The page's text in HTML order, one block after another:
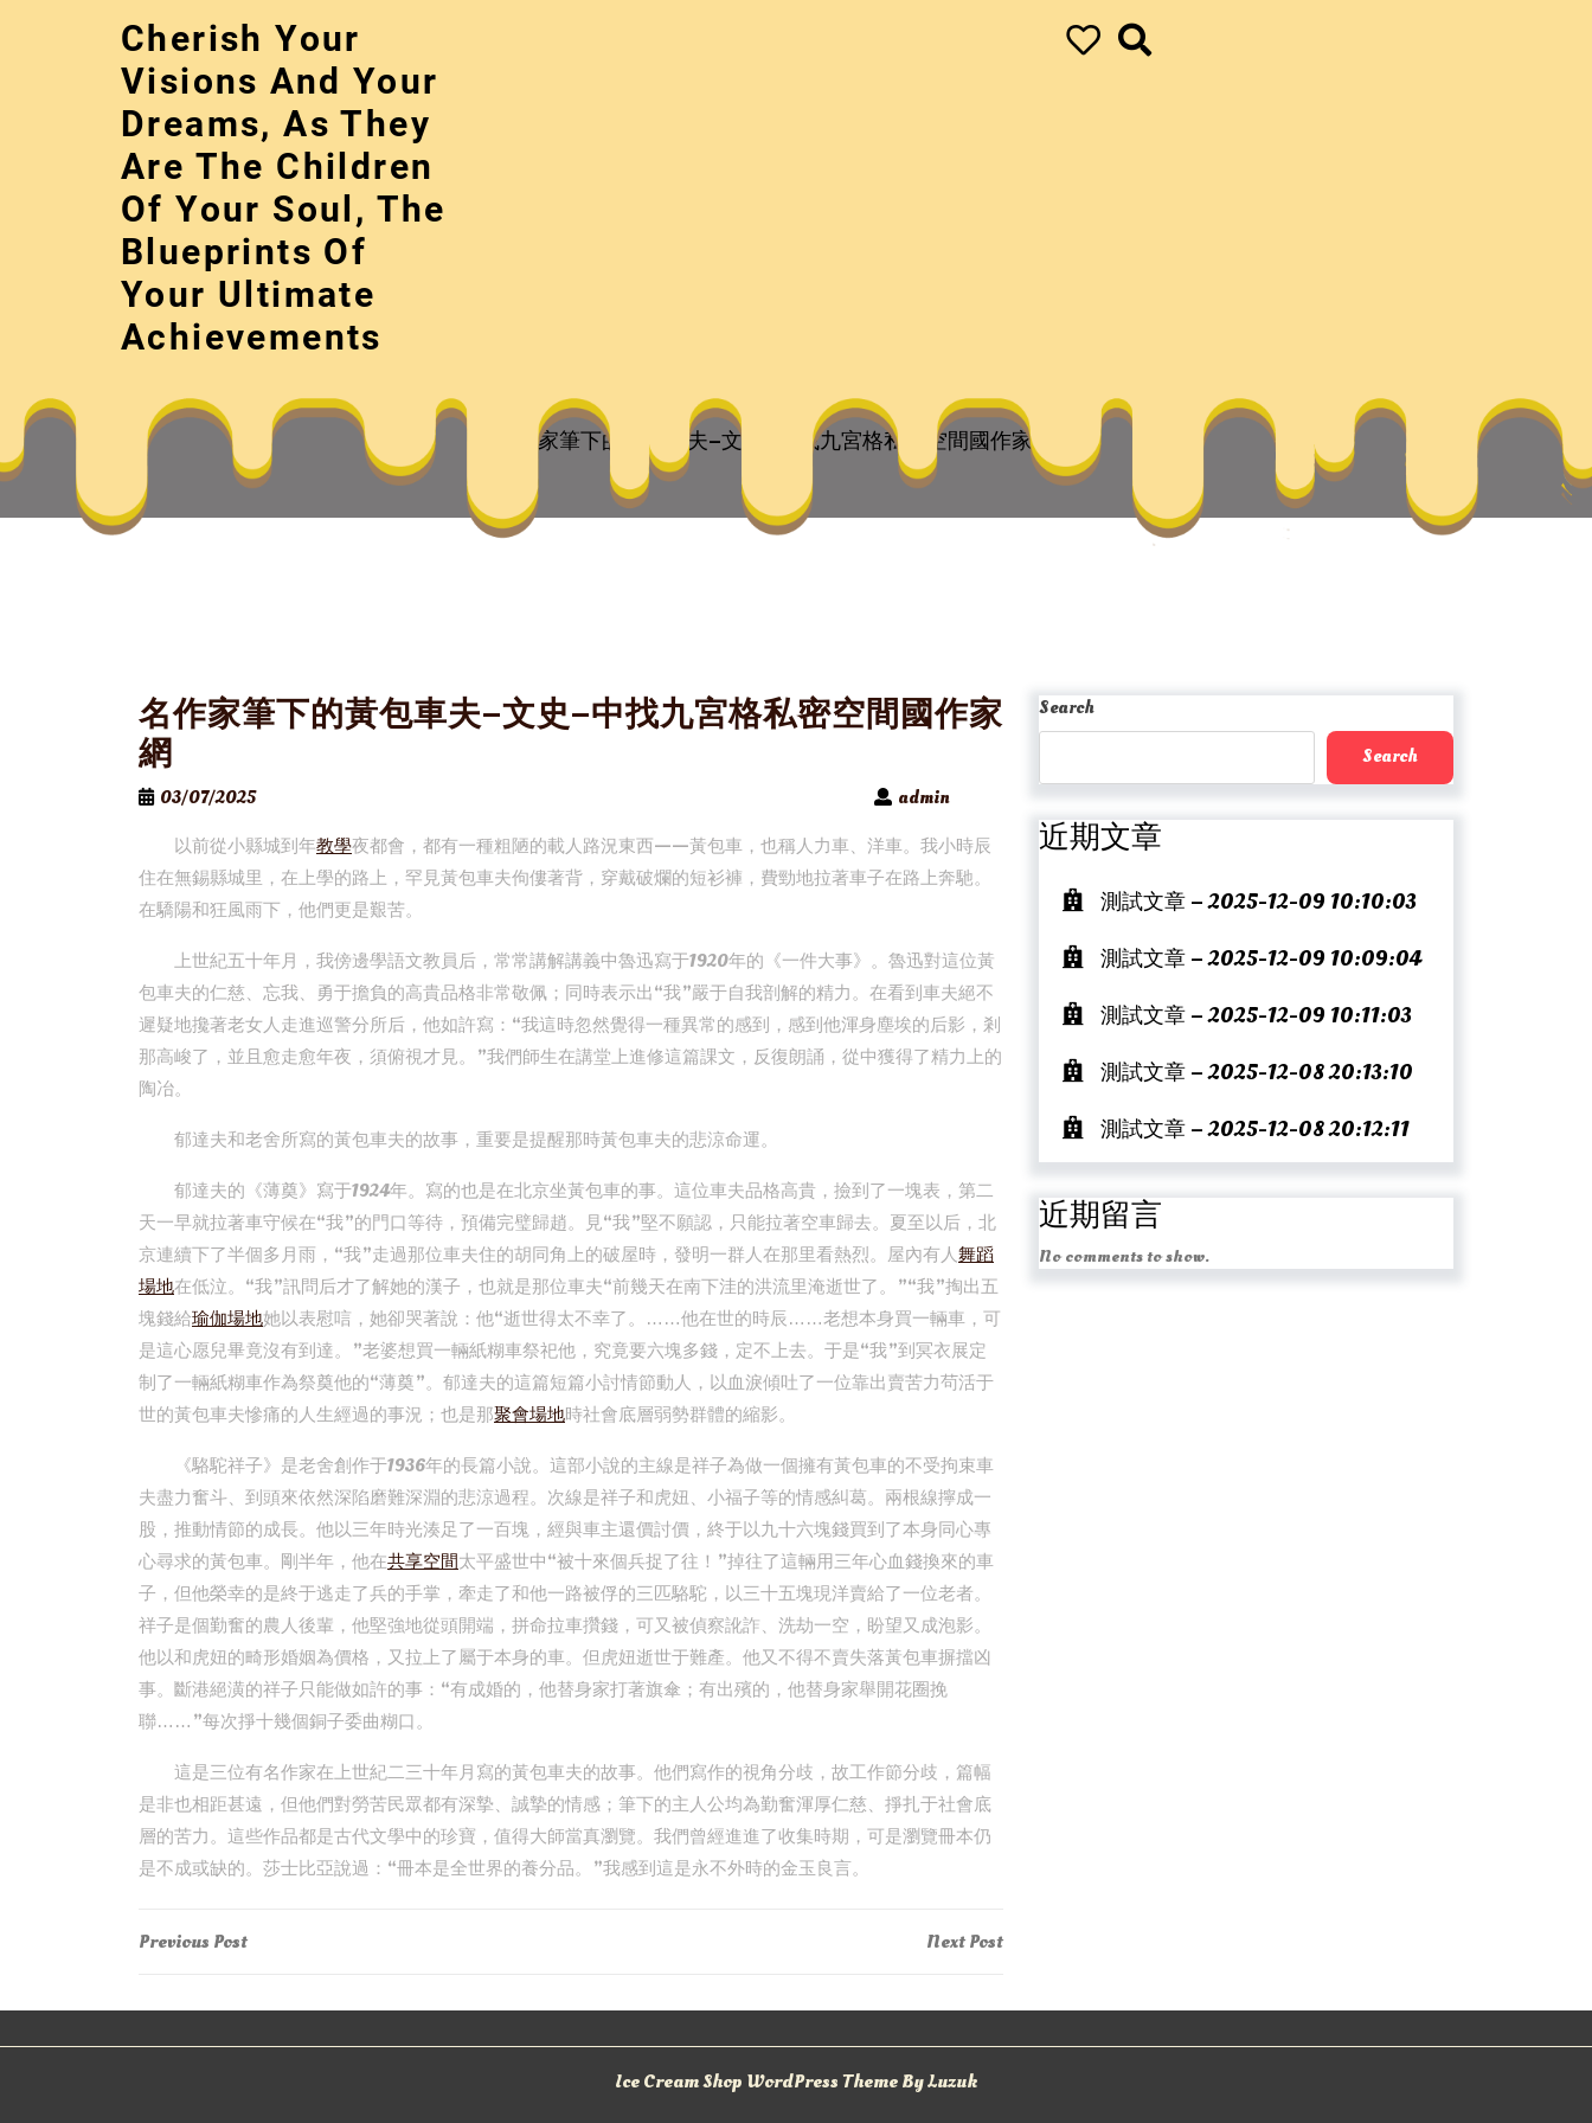
Cherish Your
Visions And Your
Dreams, As They
Are The Children
Of Your Soul, The
Blueprints Of
Your Ultimate
Achievements
名作家筆下的黃包車夫–文史–中找九宮格私密空間國作家網
Cherish your visions and your dreams, as they are the children of your soul, the blueprints of your ultimate achievements vapor
家筆下的黃包車夫–文史–中找九宮格私密空間國作家網
名作家筆下的黃包車夫–文史–中找九宮格私密空間國作家
網
03/07/2025
admin
以前從小縣城到年教學夜都會，都有一種粗陋的載人路況東西——黃包車，也稱人力車、洋車。我小時辰
住在無錫縣城里，在上學的路上，罕見黃包車夫佝僂著背，穿戴破爛的短衫褲，費勁地拉著車子在路上奔馳。
在驕陽和狂風雨下，他們更是艱苦。
上世紀五十年月，我傍邊學語文教員后，常常講解講義中魯迅寫于1920年的《一件大事》。魯迅對這位黃
包車夫的仁慈、忘我、勇于擔負的高貴品格非常敬佩；同時表示出“我”嚴于自我剖解的精力。在看到車夫絕不
遲疑地攙著老女人走進巡警分所后，他如許寫：“我這時忽然覺得一種異常的感到，感到他渾身塵埃的后影，剎
那高峻了，並且愈走愈年夜，須俯視才見。”我們師生在講堂上進修這篇課文，反復朗誦，從中獲得了精力上的
陶冶。
郁達夫和老舍所寫的黃包車夫的故事，重要是提醒那時黃包車夫的悲涼命運。
郁達夫的《薄奠》寫于1924年。寫的也是在北京坐黃包車的事。這位車夫品格高貴，撿到了一塊表，第二
天一早就拉著車守候在“我”的門口等待，預備完璧歸趙。見“我”堅不願認，只能拉著空車歸去。夏至以后，北
京連續下了半個多月雨，“我”走過那位車夫住的胡同角上的破屋時，發明一群人在那里看熱烈。屋內有人舞蹈
場地在低泣。“我”訊問后才了解她的漢子，也就是那位車夫“前幾天在南下洼的洪流里淹逝世了。”“我”掏出五
塊錢給瑜伽場地她以表慰唁，她卻哭著說：他“逝世得太不幸了。……他在世的時辰……老想本身買一輛車，可
是這心愿兒畢竟沒有到達。”老婆想買一輛紙糊車祭祀他，究竟要六塊多錢，定不上去。于是“我”到冥衣展定
制了一輛紙糊車作為祭奠他的“薄奠”。郁達夫的這篇短篇小討情節動人，以血淚傾吐了一位靠出賣苦力茍活于
世的黃包車夫慘痛的人生經過的事況；也是那聚會場地時社會底層弱勢群體的縮影。
《駱駝祥子》是老舍創作于1936年的長篇小說。這部小說的主線是祥子為做一個擁有黃包車的不受拘束車
夫盡力奮斗、到頭來依然深陷磨難深淵的悲涼過程。次線是祥子和虎妞、小福子等的情感糾葛。兩根線擰成一
股，推動情節的成長。他以三年時光湊足了一百塊，經與車主還價討價，終于以九十六塊錢買到了本身同心專
心尋求的黃包車。剛半年，他在共享空間太平盛世中“被十來個兵捉了往！”掉往了這輛用三年心血錢換來的車
子，但他榮幸的是終于逃走了兵的手掌，牽走了和他一路被俘的三匹駱駝，以三十五塊現洋賣給了一位老者。
祥子是個勤奮的農人後輩，他堅強地從頭開端，拼命拉車攢錢，可又被偵察訛詐、洗劫一空，盼望又成泡影。
他以和虎妞的畸形婚姻為價格，又拉上了屬于本身的車。但虎妞逝世于難產。他又不得不賣失落黃包車摒擋凶
事。斷港絕潢的祥子只能做如許的事：“有成婚的，他替身家打著旗傘；有出殯的，他替身家舉開花圈挽
聯……”每次掙十幾個銅子委曲糊口。
這是三位有名作家在上世紀二三十年月寫的黃包車夫的故事。他們寫作的視角分歧，故工作節分歧，篇幅
是非也相距甚遠，但他們對勞苦民眾都有深摯、誠摯的情感；筆下的主人公均為勤奮渾厚仁慈、掙扎于社會底
層的苦力。這些作品都是古代文學中的珍寶，值得大師當真瀏覽。我們曾經進進了收集時期，可是瀏覽冊本仍
是不成或缺的。莎士比亞說過：“冊本是全世界的養分品。”我感到這是永不外時的金玉良言。
Post
Previous
Previous Post
Next
Next Post
Search
Search
近期文章
測試文章 – 2025-12-09 10:10:03
測試文章 – 2025-12-09 10:09:04
測試文章 – 2025-12-09 10:11:03
測試文章 – 2025-12-08 20:13:10
測試文章 – 2025-12-08 20:12:11
近期留言
No comments to show.
Ice Cream Shop WordPress Theme By Luzuk